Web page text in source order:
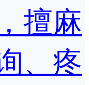
擅麻
、疼